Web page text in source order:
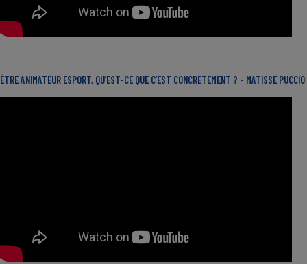
ÊTRE ANIMATEUR ESPORT, QU’EST-CE QUE C’EST CONCRÈTEMENT ? - MATISSE PUCCIO